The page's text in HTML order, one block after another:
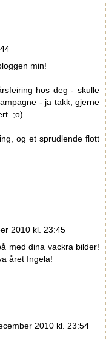
min!
hos deg - skulle
- ja takk, gjerne
og et sprudlende flott
2010 kl. 23:45
med dina vackra bilder!
året Ingela!
2010 kl. 23:54